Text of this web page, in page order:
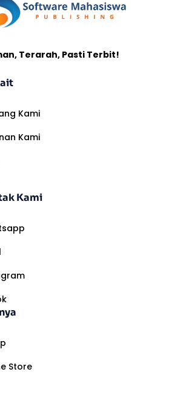
Terarah, Pasti Terbit!
Kami
Kami
Kami
Store